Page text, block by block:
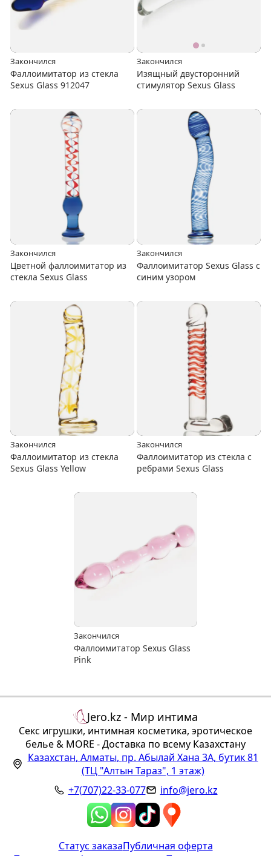
Закончился
Фаллоимитатор из стекла
Sexus Glass 912047
Закончился
Изящный двусторонний
стимулятор Sexus Glass
Закончился
Цветной фаллоимитатор из
стекла Sexus Glass
Закончился
Фаллоимитатор Sexus Glass с
синим узором
Закончился
Фаллоимитатор из стекла
Sexus Glass Yellow
Закончился
Фаллоимитатор из стекла с
ребрами Sexus Glass
Закончился
Фаллоимитатор Sexus Glass
Pink
Jero.kz - Мир интима
Секс игрушки, интимная косметика, эротическое
белье & MORE - Доставка по всему Казахстану
Казахстан, Алматы, пр. Абылай Хана 3А, бутик 81
(ТЦ "Алтын Тараз", 1 этаж)
+7(707)22-33-077
info@jero.kz
Статус заказаПубличная оферта